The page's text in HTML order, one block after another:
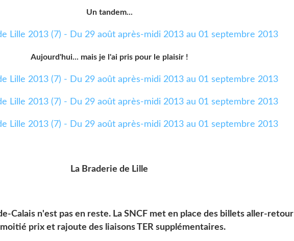
Un tandem...
Aujourd'hui... mais je l'ai pris pour le plaisir !
La Braderie de Lille
Calais n'est pas en reste. La SNCF met en place des billets aller-retour
prix et rajoute des liaisons TER supplémentaires.